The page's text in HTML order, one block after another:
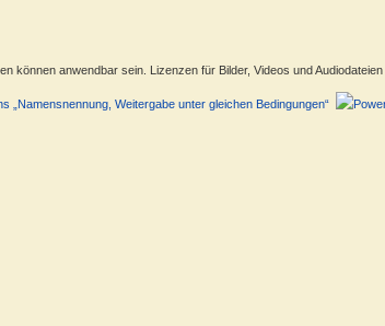
können anwendbar sein. Lizenzen für Bilder, Videos und Audiodateien